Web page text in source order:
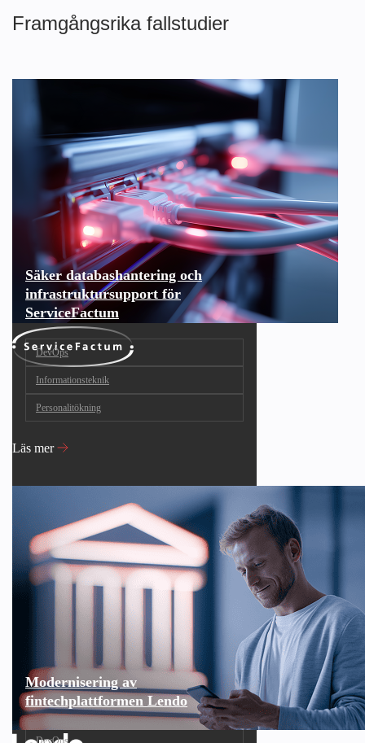
Framgångsrika fallstudier
Säker databashantering och
infrastruktursupport för
ServiceFactum
DevOps
Informationsteknik
Personalitökning
Läs mer
Modernisering av
fintechplattformen Lendo
DevOps